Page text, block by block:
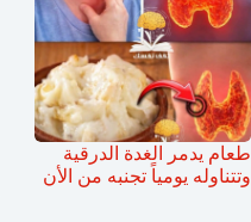
طعام يدمر الغدة الدرقية
وتتناوله يومياً تجنبه من الأن